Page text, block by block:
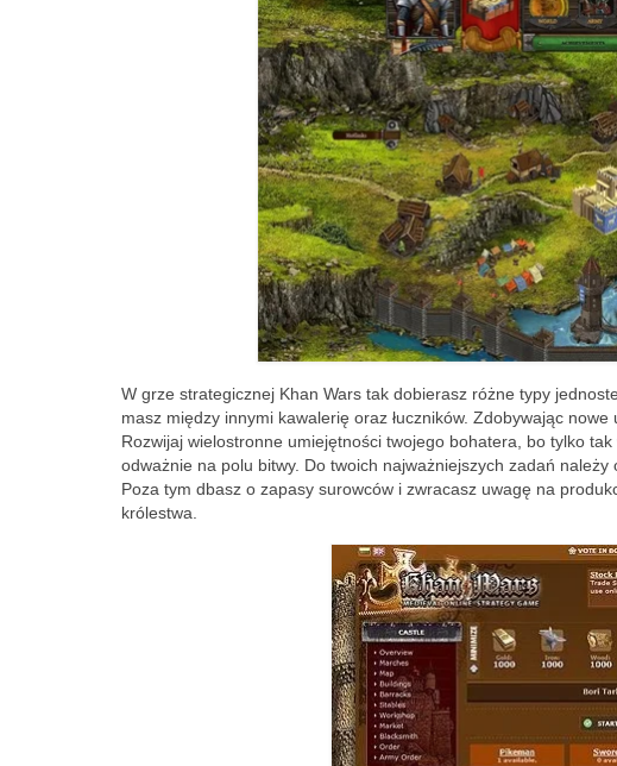
W grze strategicznej Khan Wars tak dobierasz różne typy
masz między innymi kawalerię oraz łuczników. Zdobywając
Rozwijaj wielostronne umiejętności twojego bohatera, bo tylko
odważnie na polu bitwy. Do twoich najważniejszych zadań
Poza tym dbasz o zapasy surowców i zwracasz uwagę na
królestwa.